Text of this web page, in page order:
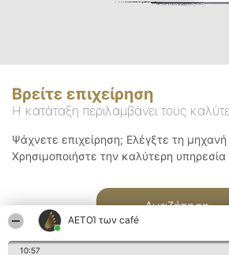
ΑΕΤΟΊ των café
10:57
Βρείτε επιχείρηση
Η κατάταξη περιλαμβάνει τους
Ψάχνετε επιχείρηση; Ελέγξτε τη
Χρησιμοποιήστε την καλύτερη υπηρεσία
Αναζήτηση